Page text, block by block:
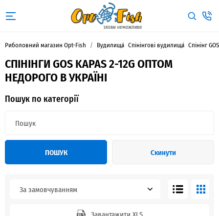
Риболовний магазин Opt-Fish Вудилища Спінінгові вудилища Спінінг
СПІНІНГИ GOS KAPAS 2-12G ОПТОМ
НЕДОРОГО В УКРАЇНІ
Пошук по категорії
ПОШУК Скинути
За замовчуванням